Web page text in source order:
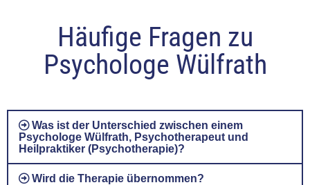
Häufige Fragen zu
Psychologe Wülfrath
Was ist der Unterschied zwischen einem
Psychologe Wülfrath, Psychotherapeut und
Heilpraktiker (Psychotherapie)?
Wird die Therapie übernommen?